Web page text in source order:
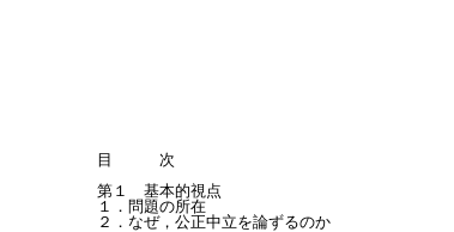
目　　　次
第１　基本的視点
１．問題の所在
２．なぜ，公正中立を論ずるのか